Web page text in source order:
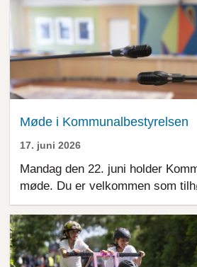
Møde i Kommunalbestyrelsen
17. juni 2026
Mandag den 22. juni holder
møde. Du er velkommen som